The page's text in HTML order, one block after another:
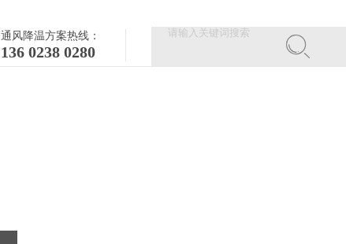
通风降温方案热线：
136 0238 0280